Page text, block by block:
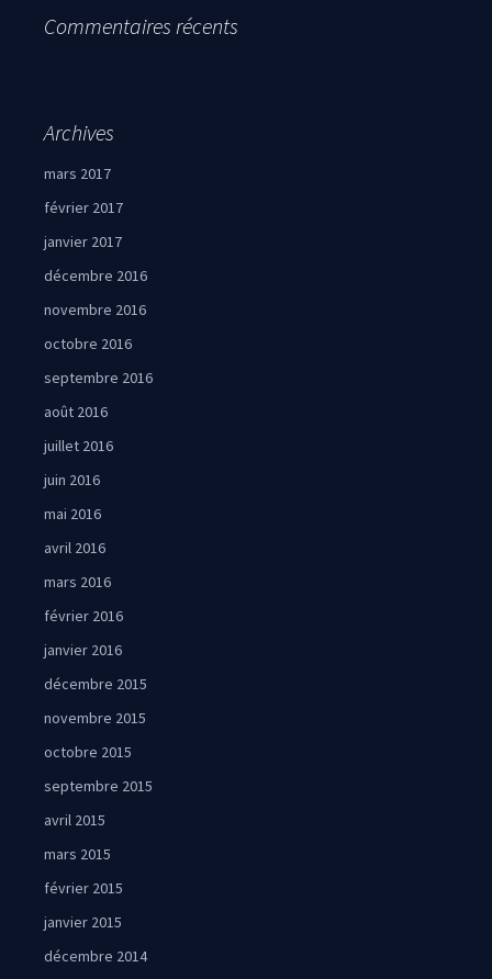
Commentaires récents
Archives
mars 2017
février 2017
janvier 2017
décembre 2016
novembre 2016
octobre 2016
septembre 2016
août 2016
juillet 2016
juin 2016
mai 2016
avril 2016
mars 2016
février 2016
janvier 2016
décembre 2015
novembre 2015
octobre 2015
septembre 2015
avril 2015
mars 2015
février 2015
janvier 2015
décembre 2014